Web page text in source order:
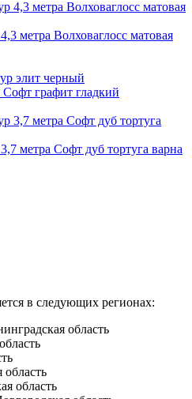
метра Волховаглосс матовая
графит гладкий
метра Софт дуб тортуга варна
в следующих регионах:
область
область
область